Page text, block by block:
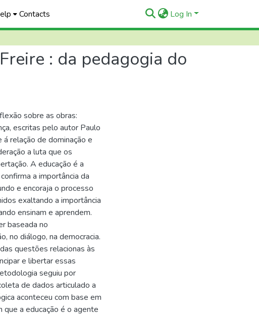
Contacts Log In
: da pedagogia do
sobre as obras:
escritas pelo autor Paulo
relação de dominação e
a luta que os
A educação é a
a importância da
e encoraja o processo
exaltando a importância
ensinam e aprendem.
baseada no
no diálogo, na democracia.
questões relacionas às
e libertar essas
seguiu por
de dados articulado a
aconteceu com base em
a educação é o agente